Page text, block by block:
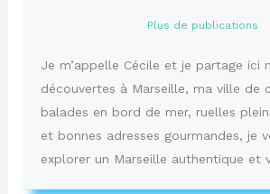
Plus de publications
Je m’appelle Cécile et je partage ici
découvertes à Marseille, ma ville de
balades en bord de mer, ruelles
et bonnes adresses gourmandes, je
explorer un Marseille authentique et